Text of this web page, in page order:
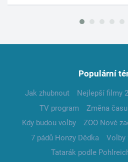
Populární
Jak zhubnout Nejlepší filmy
TV program
Změna času
Kdy budou volby
ZOO Nové
7 pádů Honzy Dědka
Volby
Tatarák podle